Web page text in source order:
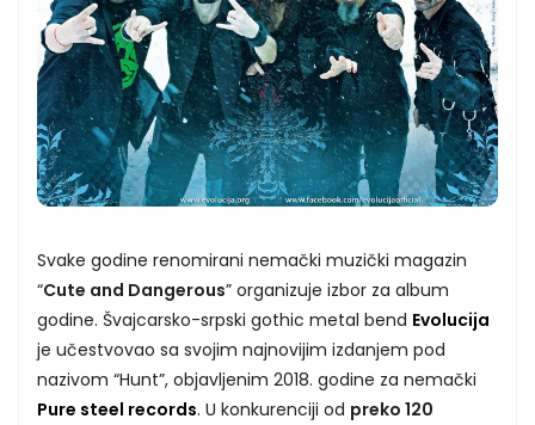
Svake godine renomirani nemački muzički magazin
“Cute and Dangerous” organizuje izbor za album
godine. Švajcarsko-srpski gothic metal bend Evolucija
je učestvovao sa svojim najnovijim izdanjem pod
nazivom “Hunt”, objavljenim 2018. godine za nemački
Pure steel records. U konkurenciji od preko 120